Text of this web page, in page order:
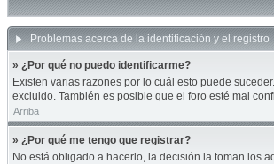
Problemas acerca de la identificación y el registro
» ¿Por qué no puedo identificarme?
Existen varias razones por lo cuál esto puede
excluido. También es posible que el foro esté mal
Arriba
» ¿Por qué me tengo que registrar?
No está obligado a hacerlo, la decisión la toman los